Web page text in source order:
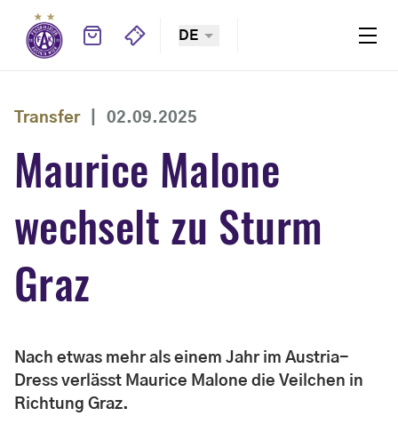
DE
Transfer 02.09.2025
Maurice Malone
wechselt zu Sturm
Graz
Nach etwas mehr als einem Jahr im Austria-
Dress verlässt Maurice Malone die Veilchen in
Richtung Graz.